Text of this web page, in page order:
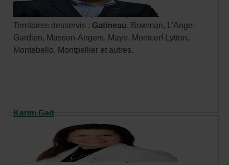
hyperlien
s'ouvrira
dans
une
nouvelle
Langues parlées : anglais, français
Territoires desservis : Gatineau, Bowman, L'Ange-
Gardien, Masson-Angers, Mayo, Montcerf-Lytton,
Montebello, Montpellier et autres.
Karim Gad
Cellulaire : 819 360-2502
Communiquer par courriel- Cet
hyperlien
s'ouvrira
Langues parlées : anglais, français